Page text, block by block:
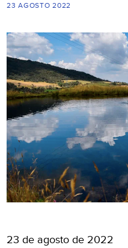
23 AGOSTO 2022
23 de agosto de 2022